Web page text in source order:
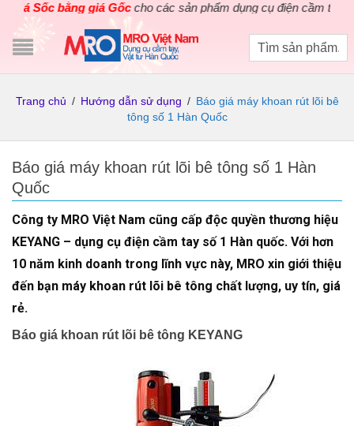
bằng giá Gốccho các sản phẩm dụng cụ điện cầm tay Hàn
Trang chủ / Hướng dẫn sử dụng / Báo giá máy khoan rút lõi bê
tông số 1 Hàn Quốc
Báo giá máy khoan rút lõi bê tông số 1 Hàn
Quốc
Công ty MRO Việt Nam cũng cấp độc quyền thương hiệu
KEYANG – dụng cụ điện cầm tay số 1 Hàn quốc. Với hơn
10 năm kinh doanh trong lĩnh vực này, MRO xin giới thiệu
đến bạn máy khoan rút lõi bê tông chất lượng, uy tín, giá
rẻ.
Báo giá khoan rút lõi bê tông KEYANG